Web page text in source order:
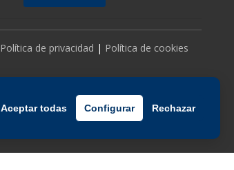
Aceptar todas Configurar Rechazar
Política de privacidad | Política de cookies